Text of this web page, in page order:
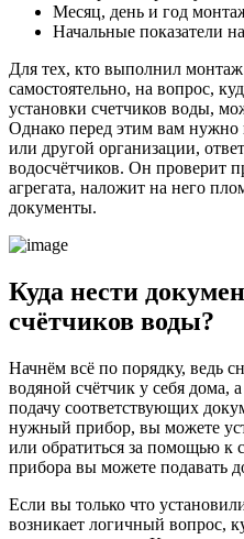
Месяц, день и год
Начальные показатели
Для тех, кто выполнил
самостоятельно, на вопрос,
установки счетчиков воды,
Однако перед этим вам нужно
или другой организации,
водосчётчиков. Он проверит
агрегата, наложит на него
документы.
Куда нести
счётчиков воды?
Начнём всё по порядку, ведь
водяной счётчик у себя дома,
подачу соответствующих
нужный прибор, вы можете
или обратиться за помощью к
прибора вы можете подавать
Если вы только что
возникает логичный вопрос,